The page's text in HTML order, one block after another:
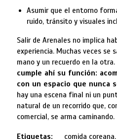
Asumir que el entorno
ruido, tránsito y visuales
Salir de Arenales no implica
experiencia. Muchas veces se
mano y un recuerdo en la otra.
cumple ahí su función:
con un espacio que nunca
hay una escena final ni un
natural de un recorrido que,
comercial, se arma caminando.
Etiquetas:
comida